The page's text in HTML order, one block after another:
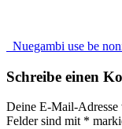
Post
Nuegambi use be
Schreibe einen
Deine E-Mail-
Felder sind mit *